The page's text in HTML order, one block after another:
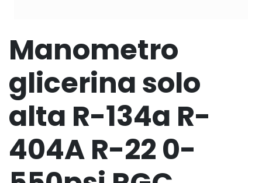
Manometro
glicerina solo
alta R-134a R-
404A R-22 0-